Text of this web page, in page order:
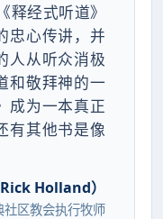
释经式听道》
忠心传讲，并
人从听众消极
和敬拜神的一
成为一本真正
有其他书是像
Holland）
社区教会执行牧师